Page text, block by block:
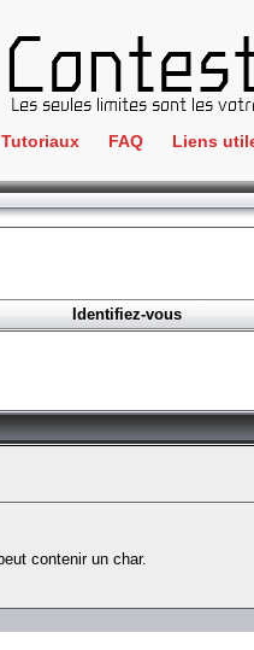
Tutoriaux FAQ Liens
IRC
Identifiez-vous
contenir un char.